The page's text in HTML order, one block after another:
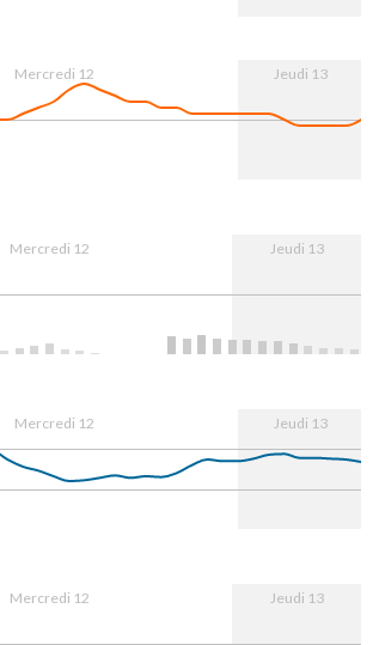
Mercredi 12 Jeudi 13
Mercredi 12 Jeudi 13
Mercredi 12 Jeudi 13
Mercredi 12 Jeudi 13